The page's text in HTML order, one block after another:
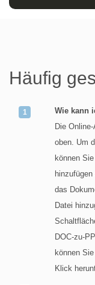
Häufig
Wie kann
Die
oben. Um
können
das
Datei
DOC-zu-
können
Klick